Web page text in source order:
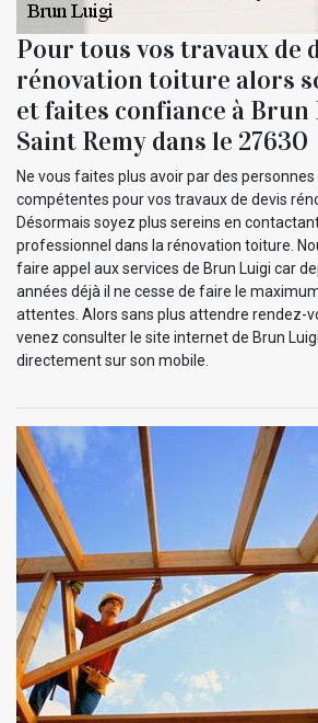
Pour tous vos travaux de
rénovation toiture alors
et faites confiance à Brun
Saint Remy dans le 27630
Ne vous faites plus avoir par des
compétentes pour vos travaux de devis
Désormais soyez plus sereins en
professionnel dans la rénovation toiture.
faire appel aux services de Brun Luigi car
années déjà il ne cesse de faire le
attentes. Alors sans plus attendre rendez-
venez consulter le site internet de Brun
directement sur son mobile.